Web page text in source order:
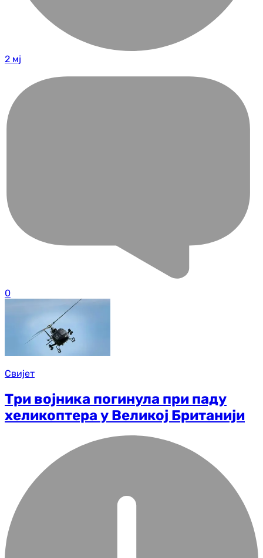
2 мј
0
Свијет
Три војника погинула при паду
хеликоптера у Великој Британији